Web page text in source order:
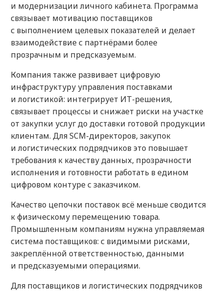
и модернизации личного кабинета. Программа
связывает мотивацию поставщиков
с выполнением целевых показателей и делает
взаимодействие с партнёрами более
прозрачным и предсказуемым.
Компания также развивает цифровую
инфраструктуру управления поставками
и логистикой: интегрирует ИТ-решения,
связывает процессы и снижает риски на участке
от закупки услуг до доставки готовой продукции
клиентам. Для SCM-директоров, закупок
и логистических подрядчиков это повышает
требования к качеству данных, прозрачности
исполнения и готовности работать в едином
цифровом контуре с заказчиком.
Качество цепочки поставок всё меньше сводится
к физическому перемещению товара.
Промышленным компаниям нужна управляемая
система поставщиков: с видимыми рисками,
закреплённой ответственностью, данными
и предсказуемыми операциями.
Для поставщиков и логистических подрядчиков